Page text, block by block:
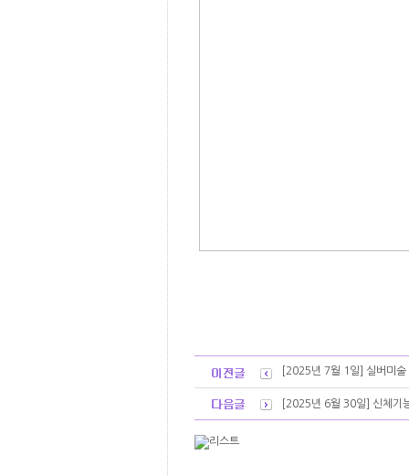
[2025년 7월 1일] 실버미술
[2025년 6월 30일] 신체기